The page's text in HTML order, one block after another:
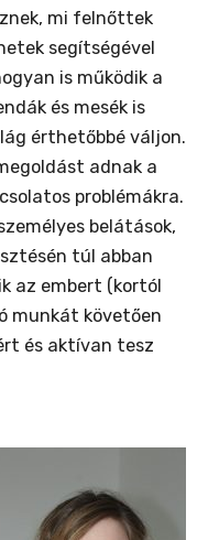
mi felnőttek
segítségével
is működik a
és mesék is
érthetőbbé váljon.
adnak a
problémákra.
belátások,
túl abban
az embert (kortól
munkát követően
és aktívan tesz